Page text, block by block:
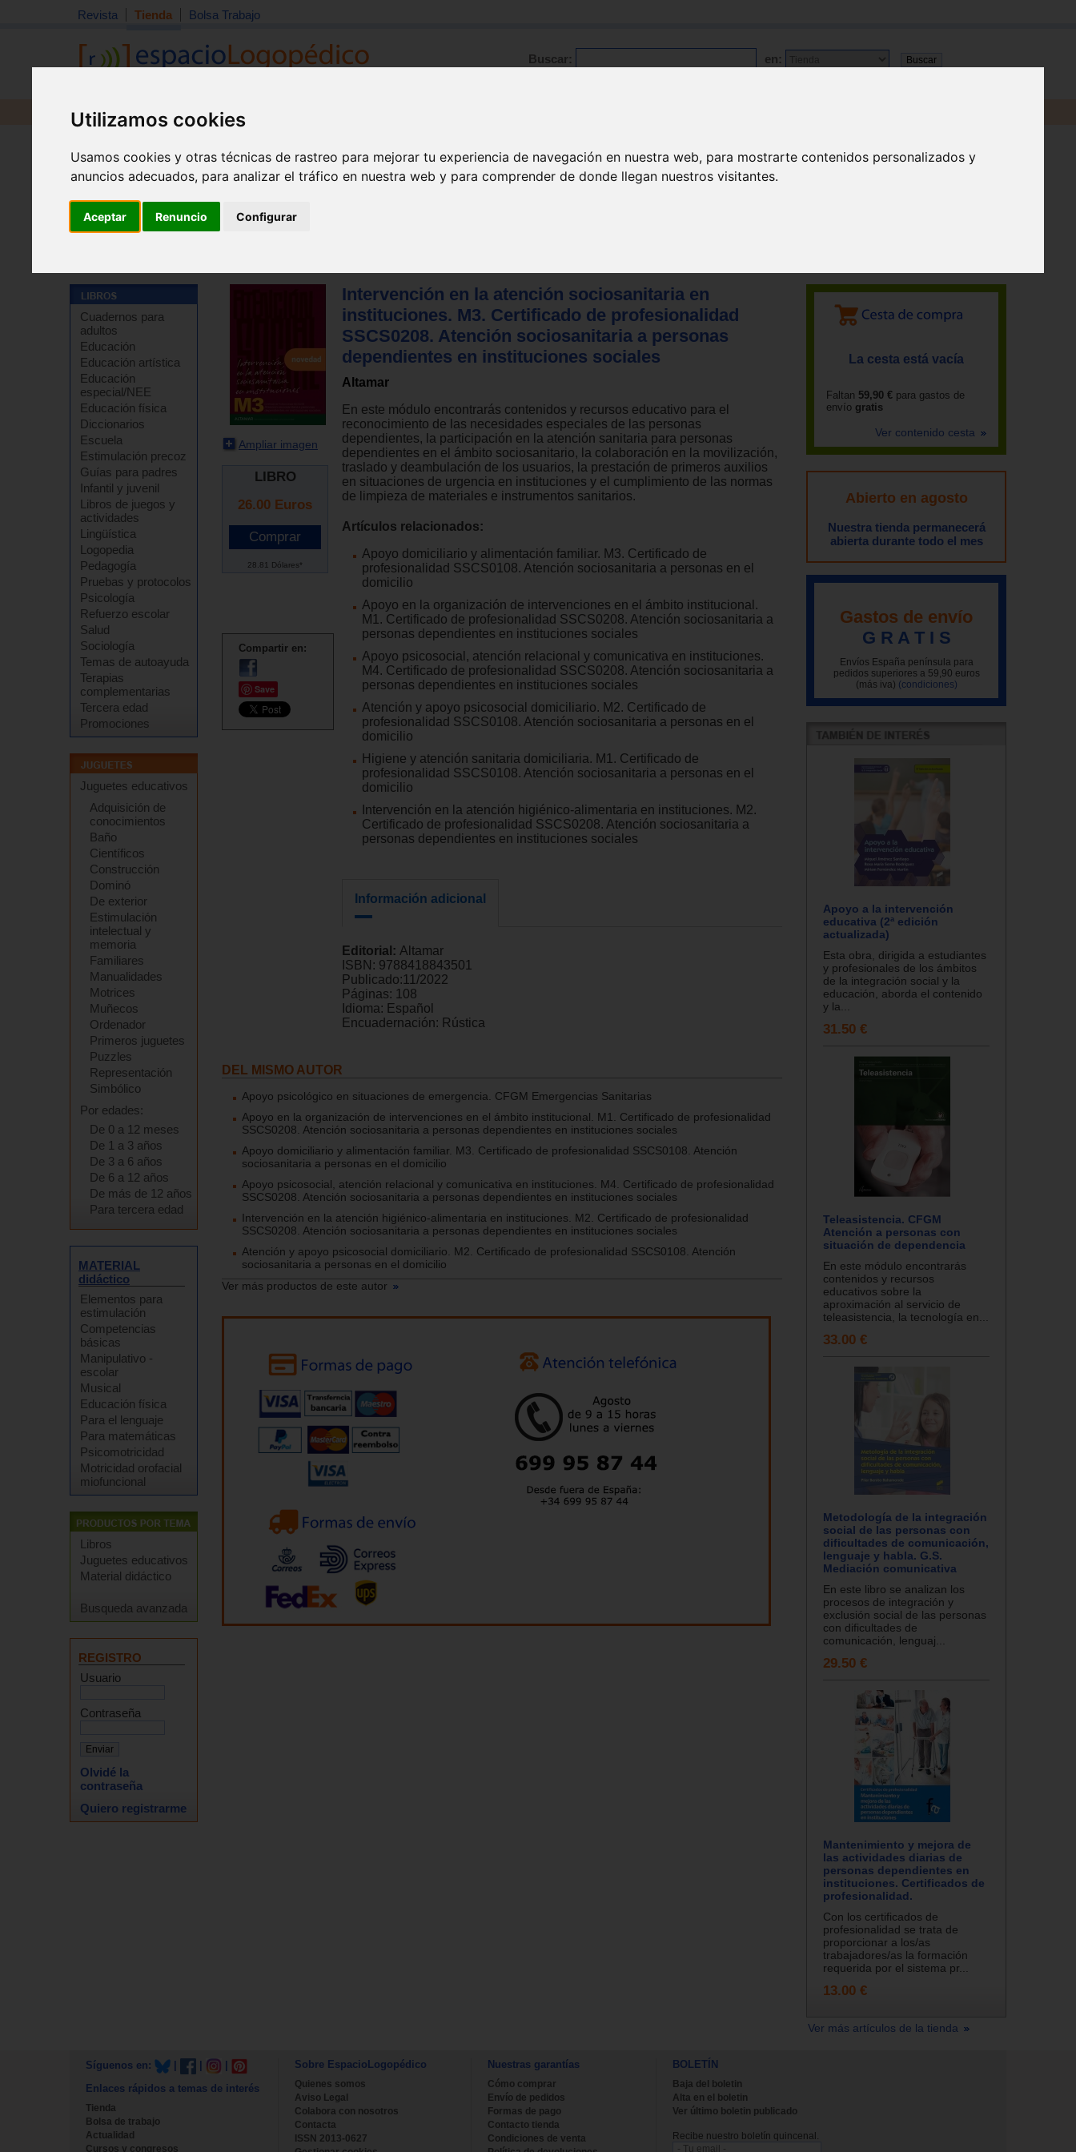
Utilizamos cookies
Usamos cookies y otras técnicas de rastreo para mejorar tu experiencia de navegación en nuestra web, para mostrarte contenidos personalizados y
anuncios adecuados, para analizar el tráfico en nuestra web y para comprender de donde llegan nuestros visitantes.
Aceptar Renuncio Configurar
Revista Tienda Bolsa Trabajo
Buscar: en:
Revista Libros Material
Cuadernos para
adultos
Educación
Educación artística
Educación
especial/NEE
Educación física
Diccionarios
Escuela
Estimulación precoz
Guías para padres
Infantil y juvenil
Libros de juegos y
actividades
Lingüística
Logopedia
Pedagogía
Pruebas y protocolos
Psicología
Refuerzo escolar
Salud
Sociología
Temas de autoayuda
Terapias
complementarias
Tercera edad
Promociones
Juguetes educativos
Adquisición de
conocimientos
Baño
Científicos
Construcción
Dominó
De exterior
Estimulación
intelectual y
memoria
Familiares
Manualidades
Motrices
Muñecos
Ordenador
Primeros juguetes
Puzzles
Representación
Simbólico
Por edades:
De 0 a 12 meses
De 1 a 3 años
De 3 a 6 años
De 6 a 12 años
De más de 12 años
Para tercera edad
MATERIAL
didáctico
Elementos para
estimulación
Competencias
básicas
Manipulativo -
escolar
Musical
Educación física
Para el lenguaje
Para matemáticas
Psicomotricidad
Motricidad orofacial
miofuncional
Libros
Juguetes educativos
Material didáctico
Busqueda avanzada
REGISTRO
Usuario
Contraseña
Olvidé la
contraseña
Quiero registrarme
Ampliar imagen
LIBRO
26.00 Euros
28.81 Dólares*
Compartir en:
Save
Intervención en la atención sociosanitaria en
instituciones. M3. Certificado de profesionalidad
SSCS0208. Atención sociosanitaria a personas
dependientes en instituciones sociales
Altamar
En este módulo encontrarás contenidos y recursos educativo para el
reconocimiento de las necesidades especiales de las personas
dependientes, la participación en la atención sanitaria para personas
dependientes en el ámbito sociosanitario, la colaboración en la movilización,
traslado y deambulación de los usuarios, la prestación de primeros auxilios
en situaciones de urgencia en instituciones y el cumplimiento de las normas
de limpieza de materiales e instrumentos sanitarios.
Artículos relacionados:
Apoyo domiciliario y alimentación familiar. M3. Certificado de
profesionalidad SSCS0108. Atención sociosanitaria a personas en el
domicilio
Apoyo en la organización de intervenciones en el ámbito institucional.
M1. Certificado de profesionalidad SSCS0208. Atención sociosanitaria a
personas dependientes en instituciones sociales
Apoyo psicosocial, atención relacional y comunicativa en instituciones.
M4. Certificado de profesionalidad SSCS0208. Atención sociosanitaria a
personas dependientes en instituciones sociales
Atención y apoyo psicosocial domiciliario. M2. Certificado de
profesionalidad SSCS0108. Atención sociosanitaria a personas en el
domicilio
Higiene y atención sanitaria domiciliaria. M1. Certificado de
profesionalidad SSCS0108. Atención sociosanitaria a personas en el
domicilio
Intervención en la atención higiénico-alimentaria en instituciones. M2.
Certificado de profesionalidad SSCS0208. Atención sociosanitaria a
personas dependientes en instituciones sociales
Información adicional
Editorial: Altamar
ISBN: 9788418843501
Publicado:11/2022
Páginas: 108
Idioma: Español
Encuadernación: Rústica
DEL MISMO AUTOR
Apoyo psicológico en situaciones de emergencia. CFGM Emergencias Sanitarias
Apoyo en la organización de intervenciones en el ámbito institucional. M1. Certificado de profesionalidad
SSCS0208. Atención sociosanitaria a personas dependientes en instituciones sociales
Apoyo domiciliario y alimentación familiar. M3. Certificado de profesionalidad SSCS0108. Atención
sociosanitaria a personas en el domicilio
Apoyo psicosocial, atención relacional y comunicativa en instituciones. M4. Certificado de profesionalidad
SSCS0208. Atención sociosanitaria a personas dependientes en instituciones sociales
Intervención en la atención higiénico-alimentaria en instituciones. M2. Certificado de profesionalidad
SSCS0208. Atención sociosanitaria a personas dependientes en instituciones sociales
Atención y apoyo psicosocial domiciliario. M2. Certificado de profesionalidad SSCS0108. Atención
sociosanitaria a personas en el domicilio
Ver más productos de este autor
La cesta está vacía
Faltan 59,90 € para gastos de
envío gratis
Ver contenido cesta
Abierto en agosto
Nuestra tienda permanecerá
abierta durante todo el mes
Gastos de envío
G R A T I S
Envíos España península para
pedidos superiores a 59,90 euros
(más iva) (condiciones)
Apoyo a la intervención
educativa (2ª edición
actualizada)
Esta obra, dirigida a estudiantes
y profesionales de los ámbitos
de la integración social y la
educación, aborda el contenido
y la...
31.50 €
Teleasistencia. CFGM
Atención a personas con
situación de dependencia
En este módulo encontrarás
contenidos y recursos
educativos sobre la
aproximación al servicio de
teleasistencia, la tecnología en...
33.00 €
Metodología de la integración
social de las personas con
dificultades de comunicación,
lenguaje y habla. G.S.
Mediación comunicativa
En este libro se analizan los
procesos de integración y
exclusión social de las personas
con dificultades de
comunicación, lenguaj...
29.50 €
Mantenimiento y mejora de
las actividades diarias de
personas dependientes en
instituciones. Certificados de
profesionalidad.
Con los certificados de
profesionalidad se trata de
proporcionar a los/as
trabajadores/as la formación
requerida por el sistema pr...
13.00 €
Ver más artículos de la tienda
Síguenos en:
Enlaces rápidos a temas de interés
Tienda
Bolsa de trabajo
Actualidad
Cursos y congresos
Sobre EspacioLogopédico
Quienes somos
Aviso Legal
Colabora con nosotros
Contacta
ISSN 2013-0627
Nuestras garantías
Cómo comprar
Envío de pedidos
Formas de pago
Contacto tienda
Condiciones de venta
BOLETÍN
Baja del boletin
Alta en el boletin
Ver último boletin publicado
Recibe nuestro boletín quincenal.